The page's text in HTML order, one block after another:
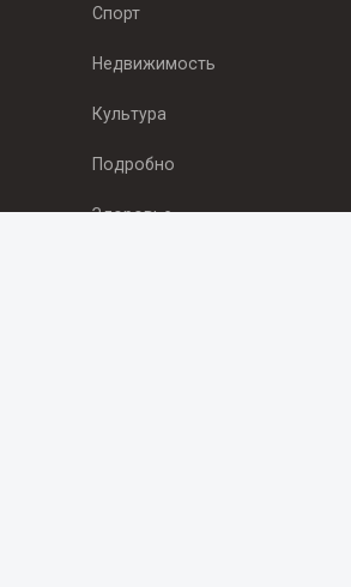
Спорт
Недвижимость
Культура
Подробно
Здоровье